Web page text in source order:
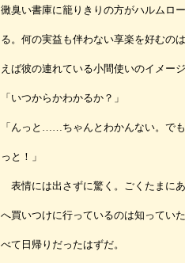
黴臭い書庫に籠りきりの方がハルムロ
る。何の実益も伴わない享楽を好むの
えば彼の連れている小間使いのイメー
「いつからかわかるか？」
「んっと……ちゃんとわかんない。で
っと！」
表情には出さずに驚く。ごくたまに
へ買いつけに行っているのは知ってい
べて日帰りだったはずだ。